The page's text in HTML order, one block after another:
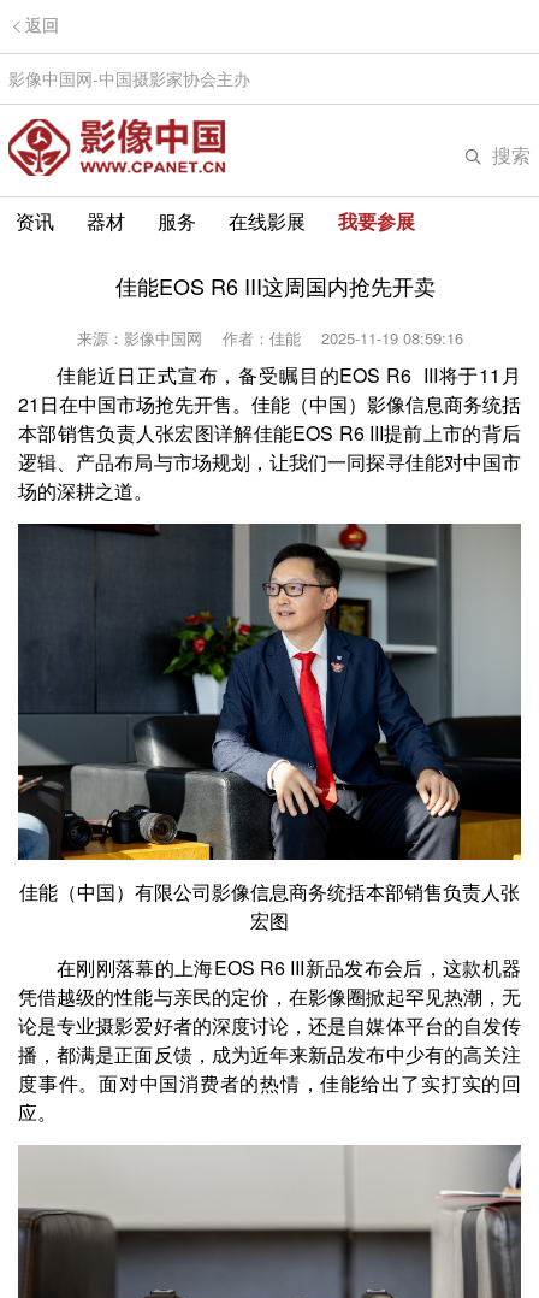
返回
影像中国网-中国摄影家协会主办
搜索
资讯 器材 服务 在线影展 我要参展
佳能EOS R6 III这周国内抢先开卖
来源：影像中国网 作者：佳能 2025-11-19 08:59:16
佳能近日正式宣布，备受瞩目的EOS R6 III将于11月
21日在中国市场抢先开售。佳能（中国）影像信息商务统括
本部销售负责人张宏图详解佳能EOS R6 III提前上市的背后
逻辑、产品布局与市场规划，让我们一同探寻佳能对中国市
场的深耕之道。
佳能（中国）有限公司影像信息商务统括本部销售负责人张
宏图
在刚刚落幕的上海EOS R6 III新品发布会后，这款机器
凭借越级的性能与亲民的定价，在影像圈掀起罕见热潮，无
论是专业摄影爱好者的深度讨论，还是自媒体平台的自发传
播，都满是正面反馈，成为近年来新品发布中少有的高关注
度事件。面对中国消费者的热情，佳能给出了实打实的回
应。